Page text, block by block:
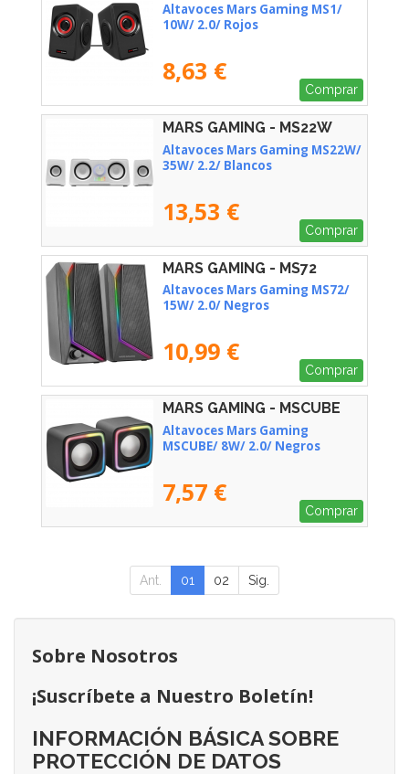
Altavoces Mars Gaming MS1/
10W/ 2.0/ Rojos
8,63 €
Comprar
MARS GAMING - MS22W
Altavoces Mars Gaming MS22W/
35W/ 2.2/ Blancos
13,53 €
Comprar
MARS GAMING - MS72
Altavoces Mars Gaming MS72/
15W/ 2.0/ Negros
10,99 €
Comprar
MARS GAMING - MSCUBE
Altavoces Mars Gaming
MSCUBE/ 8W/ 2.0/ Negros
7,57 €
Comprar
Ant. 01 02 Sig.
Sobre Nosotros
¡Suscríbete a Nuestro Boletín!
INFORMACIÓN BÁSICA SOBRE
PROTECCIÓN DE DATOS